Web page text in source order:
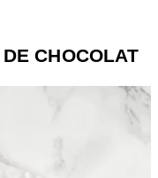
CHOCOLAT